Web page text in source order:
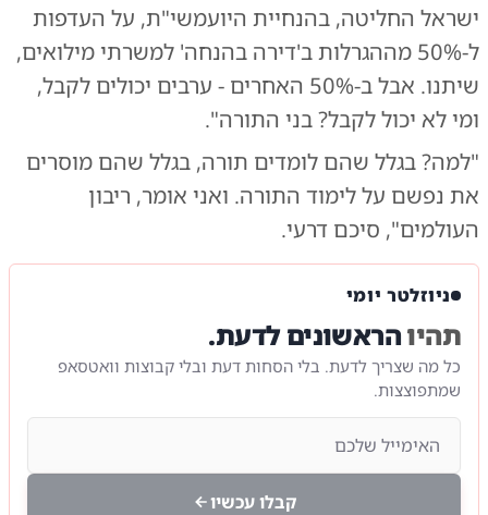
ישראל החליטה, בהנחיית היועמשי"ת, על העדפות
ל-50% מההגרלות ב'דירה בהנחה' למשרתי מילואים,
שיתנו. אבל ב-50% האחרים - ערבים יכולים לקבל,
ומי לא יכול לקבל? בני התורה".
"למה? בגלל שהם לומדים תורה, בגלל שהם מוסרים
את נפשם על לימוד התורה. ואני אומר, ריבון
העולמים", סיכם דרעי.
ניוזלטר יומי
תהיוהראשונים לדעת.
כל מה שצריך לדעת. בלי הסחות דעת ובלי קבוצות וואטסאפ
שמתפוצצות.
קבלו עכשיו